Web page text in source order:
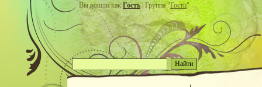
Вы вошли какГость| Группа "Гости"